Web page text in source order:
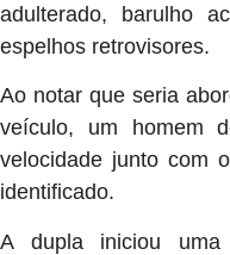
adulterado, barulho
espelhos retrovisores.
Ao notar que seria
veículo, um homem
velocidade junto com
identificado.
A dupla iniciou